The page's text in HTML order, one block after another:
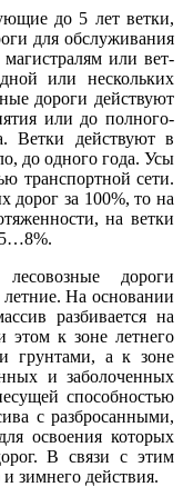
до 5 лет ветки,
для обслуживания
или вет­
или нескольких
дороги действуют
или до полного-
Ветки действуют в
до одного года. Усы
транспортной сети.
дорог за 100%, то на
на ветки
дороги
На основании
разбивается на
этом к зоне летнего
грунтами, а к зоне
и заболоченных
способностью
с разбросанными,
освоения которых
В связи с этим
и зимнего действия.